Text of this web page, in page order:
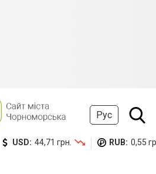
Рус
USD: 44,71 грн. RUB: 0,55